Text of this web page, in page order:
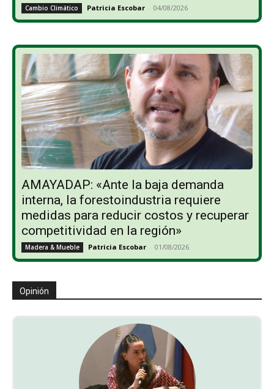
Cambio Climático Patricia Escobar - 04/08/2026
AMAYADAP: «Ante la baja demanda
interna, la forestoindustria requiere
medidas para reducir costos y recuperar
competitividad en la región»
Madera & Mueble Patricia Escobar - 01/08/2026
Opinión